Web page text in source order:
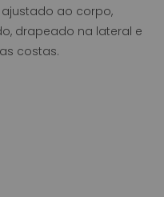
ao corpo,
drapeado na lateral e
costas.